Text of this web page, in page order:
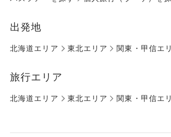
出発地
北海道エリア 東北エリア 関東・甲信エ
旅行エリア
北海道エリア 東北エリア 関東・甲信エ